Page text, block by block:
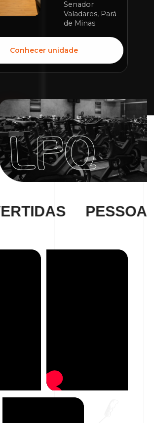
Senador
Valadares, Pará
de Minas
Conhecer unidade
PESSOAS